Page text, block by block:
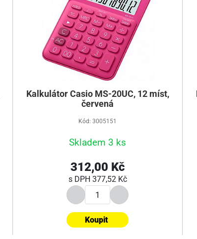
Kalkulátor Casio MS-20UC, 12 míst,
červená
Kód: 3005151
Skladem 3 ks
312,00 Kč
s DPH 377,52 Kč
Koupit